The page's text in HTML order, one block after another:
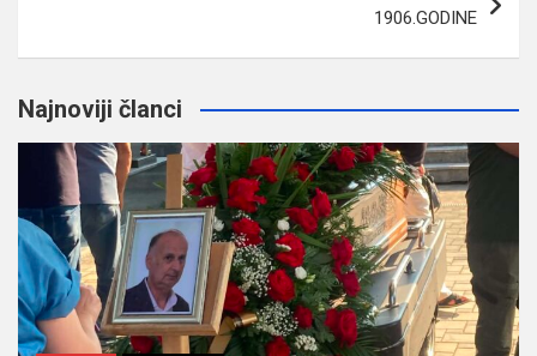
1906.GODINE
Najnoviji članci